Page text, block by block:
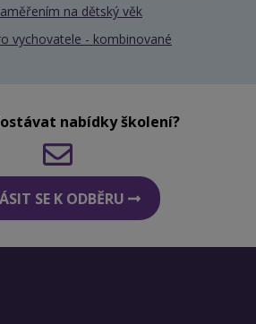
na dětský věk
vychovatele - kombinované
nabídky školení?
SE K ODBĚRU